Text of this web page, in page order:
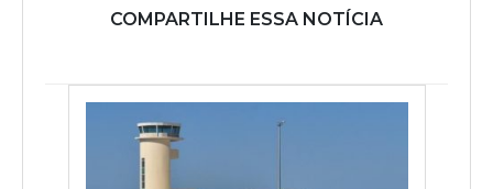
COMPARTILHE ESSA NOTÍCIA